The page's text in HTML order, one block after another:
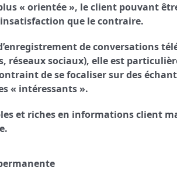
« orientée », le client pouvant
que le contraire.
de conversations
réseaux sociaux), elle est
de se focaliser sur des
« intéressants ».
et riches en informations client